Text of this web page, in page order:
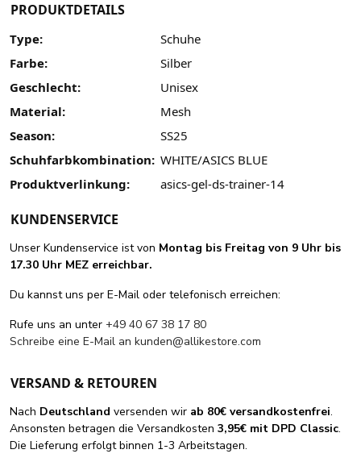
PRODUKTDETAILS
Type:
Schuhe
Farbe:
Silber
Geschlecht:
Unisex
Material:
Mesh
Season:
SS25
Schuhfarbkombination: WHITE/ASICS BLUE
Produktverlinkung:
asics-gel-ds-trainer-14
KUNDENSERVICE
Unser Kundenservice ist von Montag bis Freitag von 9 Uhr bis
17.30 Uhr MEZ erreichbar.
Du kannst uns per E-Mail oder telefonisch erreichen:
Rufe uns an unter +49 40 67 38 17 80
Schreibe eine E-Mail an kunden@allikestore.com
VERSAND & RETOUREN
Nach Deutschland versenden wir ab 80€ versandkostenfrei.
Ansonsten betragen die Versandkosten 3,95€ mit DPD Classic.
Die Lieferung erfolgt binnen 1-3 Arbeitstagen.